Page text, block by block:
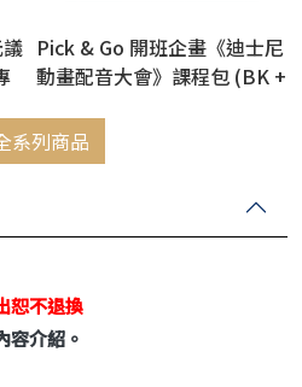
Pick & Go 開班企畫《迪士尼
動畫配音大會》課程包 (BK +
出恕不退換)
系列商品
恕不退換
容介紹。